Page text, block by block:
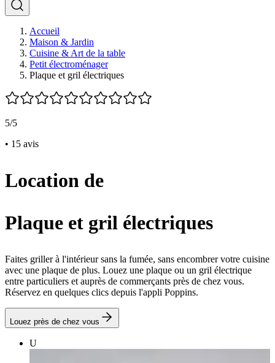
Accueil
Maison & Jardin
Cuisine & Art de la table
Petit électroménager
Plaque et gril électriques
5/5
• 15 avis
Location de
Plaque et gril électriques
Faites griller à l'intérieur sans la fumée, sans encombrer votre cuisine
avec une plaque de plus. Louez une plaque ou un gril électrique
entre particuliers et auprès de commerçants près de chez vous.
Réservez en quelques clics depuis l'appli Poppins.
Louez près de chez vous
U